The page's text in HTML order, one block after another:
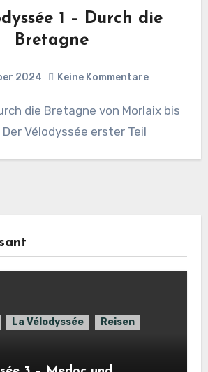
1 – Durch die
Bretagne
2024 Keine Kommentare
Vélodyssée erster Teil
La Vélodyssée
Reisen